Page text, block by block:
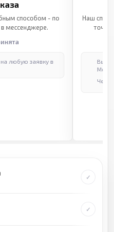
способом - по
в мессенджере.
любую заявку в
Наш